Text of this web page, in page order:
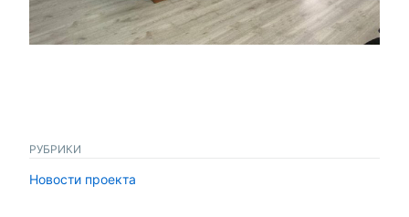
РУБРИКИ
Новости проекта